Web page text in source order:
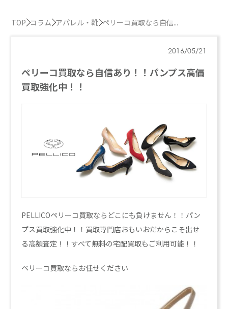
TOP コラム アパレル・靴 ペリーコ買取なら自信...
2016/05/21
ペリーコ買取なら自信あり！！パンプス高価
買取強化中！！
PELLICOペリーコ買取ならどこにも負けません！！パン
プス買取強化中！！買取専門店おもいおだからこそ出せ
る高額査定！！すべて無料の宅配買取もご利用可能！！
ペリーコ買取ならお任せください